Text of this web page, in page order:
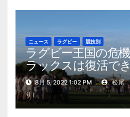
ニュース ラグビー 競技別
ラグビー王国の危
ラックスは復活で
8月 5, 2022 1:02 PM
松尾
り）